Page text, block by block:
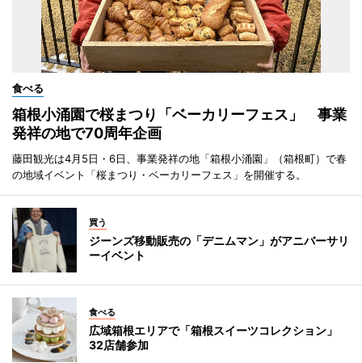
食べる
箱根小涌園で桜まつり「ベーカリーフェス」 事業
発祥の地で70周年企画
藤田観光は4月5日・6日、事業発祥の地「箱根小涌園」（箱根町）で春
の地域イベント「桜まつり・ベーカリーフェス」を開催する。
買う
ジーンズ移動販売の「デニムマン」がアニバーサリ
ーイベント
食べる
広域箱根エリアで「箱根スイーツコレクション」
32店舗参加